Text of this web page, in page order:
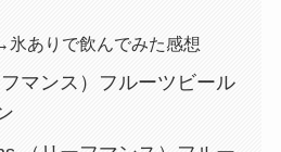
ありで飲んでみた感想
マンス）フルーツビール